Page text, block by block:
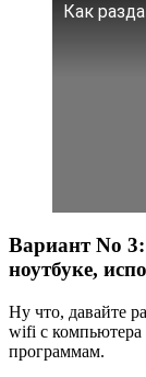
Как
Вариант No
ноутбуке,
Ну что, давайте
wifi с компьютера
программам.